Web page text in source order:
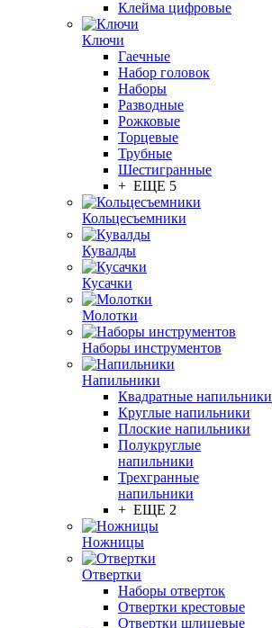
Клейма цифровые
Ключи
Гаечные
Набор головок
Наборы
Разводные
Рожковые
Торцевые
Трубные
Шестигранные
+ ЕЩЕ 5
Кольцесъемники
Кувалды
Кусачки
Молотки
Наборы инструментов
Напильники
Квадратные напильники
Круглые напильники
Плоские напильники
Полукруглые
напильники
Трехгранные
напильники
+ ЕЩЕ 2
Ножницы
Отвертки
Наборы отверток
Отвертки крестовые
Отвертки шлицевые